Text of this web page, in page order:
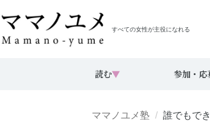
すべての女性が主役になれる
読む▼ 参加・応
ママノユメ塾 誰でもで